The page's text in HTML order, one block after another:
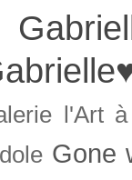
l'Art
Gone